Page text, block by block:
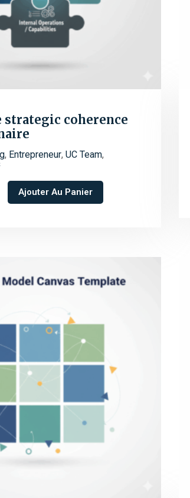
strategic coherence
, Entrepreneur, UC Team,
Ajouter Au Panier